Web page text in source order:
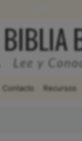
Contacto Recursos